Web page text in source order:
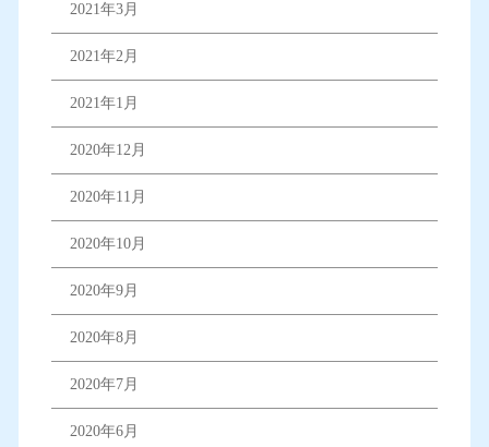
2021年3月
2021年2月
2021年1月
2020年12月
2020年11月
2020年10月
2020年9月
2020年8月
2020年7月
2020年6月